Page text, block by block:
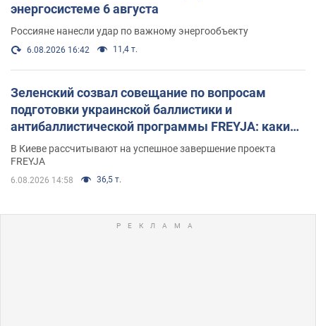
энергосистеме 6 августа
Россияне нанесли удар по важному энергообъекту
6.08.2026 16:42 11,4 т.
Зеленский созвал совещание по вопросам
подготовки украинской баллистики и
антибаллистической программы FREYJA: какие
решения готовятся
В Киеве рассчитывают на успешное завершение проекта
FREYJA
6.08.2026 14:58 36,5 т.